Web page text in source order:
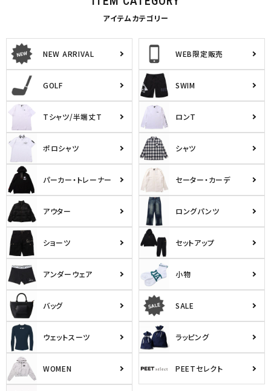
search
円 ～
並び順
カテゴリ
XL
XXL
XXXL
40inc
アイテムカテゴリー
NEW ARRIVAL WEB限定販売
GOLF SWIM
Tシャツ/半端丈T ロンT
ポロシャツ シャツ
パーカー・トレーナー セーター・カーデ
アウター ロングパンツ
ショーツ セットアップ
アンダーウェア 小物
バッグ SALE
ウェットスーツ ラッピング
WOMEN PEETセレクト